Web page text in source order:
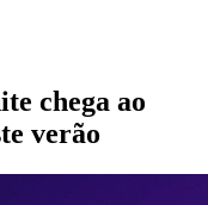
chega ao
verão